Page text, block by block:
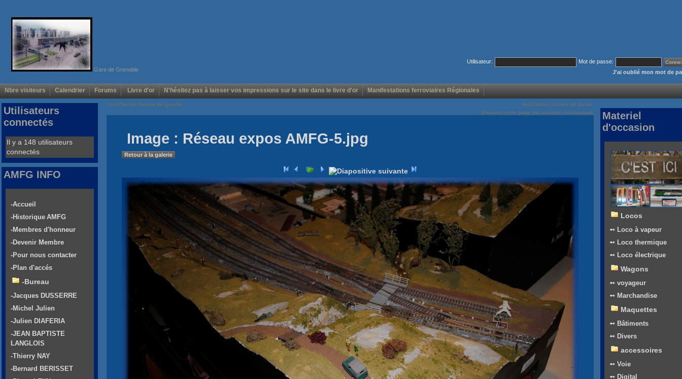
Gare de Grenoble
Utilisateur:
Mot de passe:
J'ai oublié mon mot de
Nbre visiteurs Calendrier Forums Livre d'or N'hésitez pas à laisser vos impressions sur le site dans le livre d'or Manifestations ferroviaires Régionales
Voir/Cacher menus de gauche
Voir/Cacher menus de droite
Envoyez cette page par courrier électronique
Image : Réseau expos AMFG-5.jpg
Retour à la galerie
Utilisateurs
connectés
Il y a 148 utilisateurs
connectés
AMFG INFO
-Accueil
-Historique AMFG
-Membres d'honneur
-Devenir Membre
-Pour nous contacter
-Plan d'accés
-Bureau
-Jacques DUSSERRE
-Michel Julien
-Julien DIAFERIA
-JEAN BAPTISTE
LANGLOIS
-Thierry NAY
-Bernard BERISSET
Materiel
d'occasion
Locos
➻ Loco à vapeur
➻ Loco thermique
➻ Loco électrique
Wagons
➻ voyageur
➻ Marchandise
Maquettes
➻ Bâtiments
➻ Divers
accessoires
➻ Voie
➻ Digital